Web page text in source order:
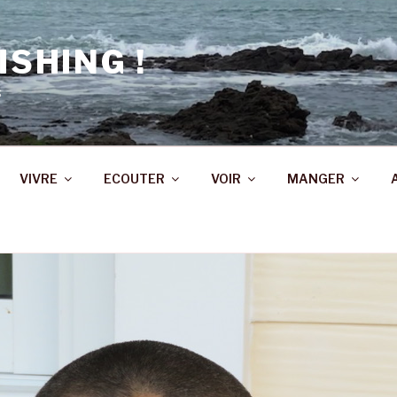
!
VIVRE ECOUTER VOIR MANGER